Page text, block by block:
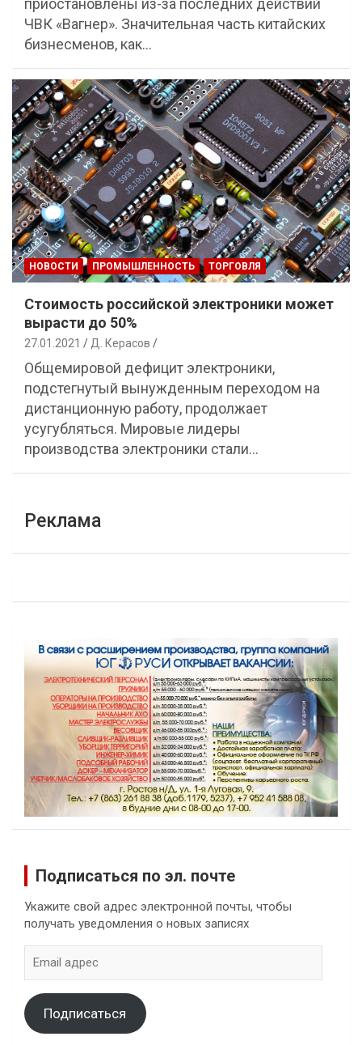
приостановлены из-за последних действий
ЧВК «Вагнер». Значительная часть китайских
бизнесменов, как…
НОВОСТИ ПРОМЫШЛЕННОСТЬ ТОРГОВЛЯ
Стоимость российской электроники может
вырасти до 50%
27.01.2021 Д. Керасов
Общемировой дефицит электроники,
подстегнутый вынужденным переходом на
дистанционную работу, продолжает
усугубляться. Мировые лидеры
производства электроники стали…
Реклама
Подписаться по эл. почте
Укажите свой адрес электронной почты, чтобы
получать уведомления о новых записях
адрес
Подписаться